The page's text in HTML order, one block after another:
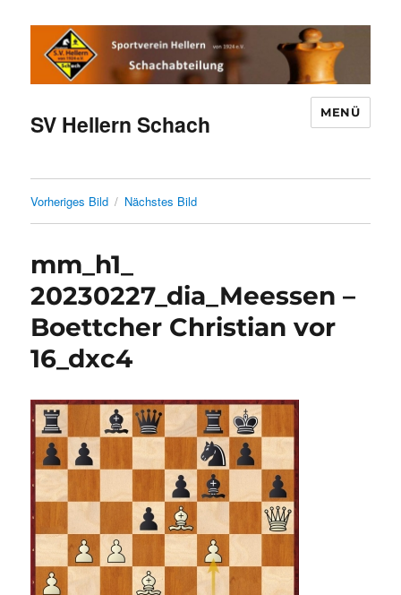
SV Hellern Schach MENÜ
Vorheriges Bild Nächstes Bild
mm_h1_
20230227_dia_Meessen –
Boettcher Christian vor
16_dxc4